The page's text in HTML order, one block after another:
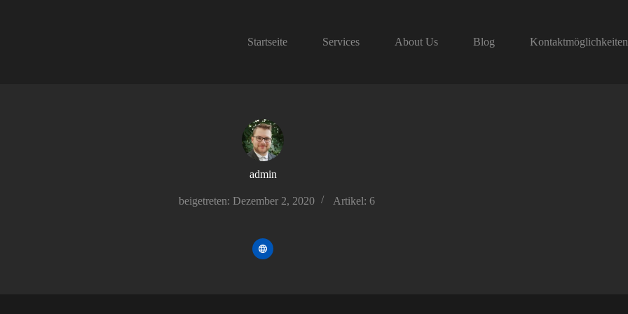
Startseite
Services About Us Blog Kontaktmöglichkeiten
admin
beigetreten: Dezember 2, 2020 Artikel: 6